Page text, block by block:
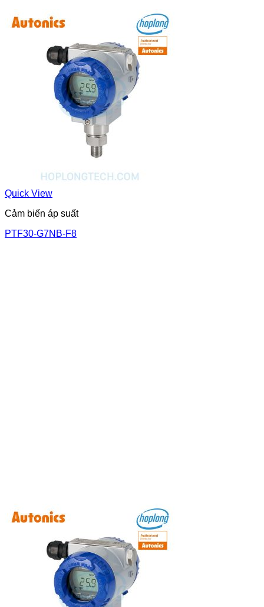
Quick View
Cảm biến áp suất
PTF30-G7NB-F8